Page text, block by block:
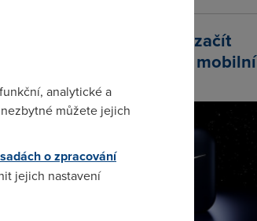
Starlink plánuje začít
prodávat vlastní mobilní
tarify
analytické a
můžete jejich
o zpracování
jejich nastavení